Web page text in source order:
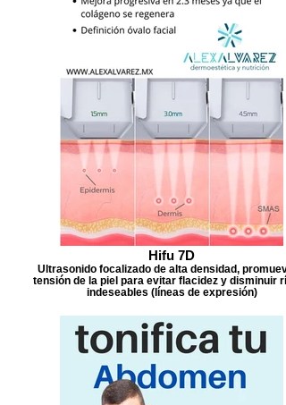
Hifu 7D
Ultrasonido focalizado de alta densidad,
tensión de la piel para evitar flacidez y disminuir
indeseables (líneas de expresión)